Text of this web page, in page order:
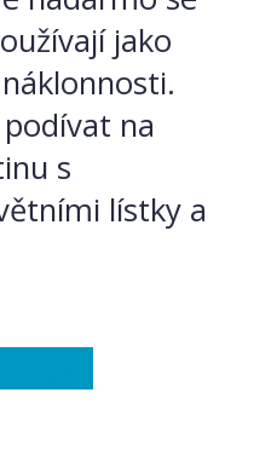
jako
na
s
lístky a